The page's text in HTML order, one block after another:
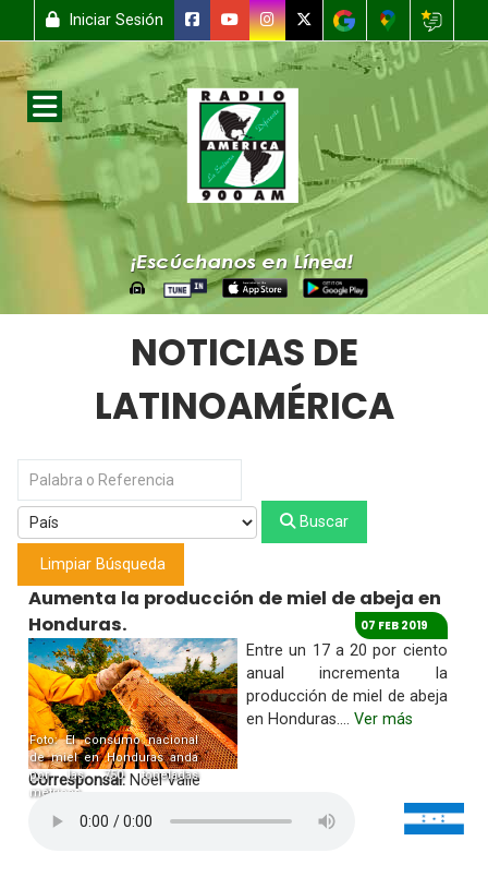
Iniciar Sesión
NOTICIAS DE
LATINOAMÉRICA
Buscar
Limpiar Búsqueda
Aumenta la producción de miel de abeja en
Honduras.
07 FEB 2019
Foto: El consumo nacional
de miel en Honduras anda
por las 750 toneladas
métricas.
Entre un 17 a 20 por ciento
anual incrementa la
producción de miel de abeja
en Honduras.... Ver más
Corresponsal:Noel Valle